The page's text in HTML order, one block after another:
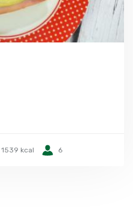
1539 kcal 6